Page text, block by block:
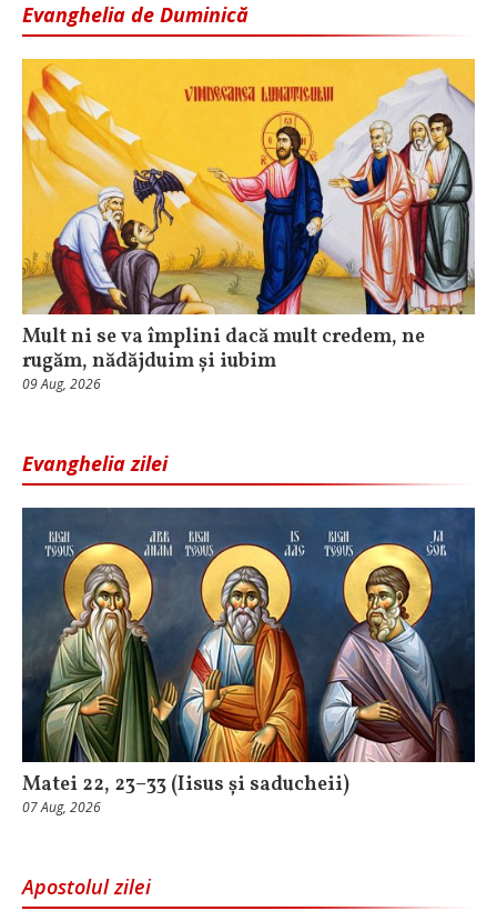
Evanghelia de Duminică
Mult ni se va împlini dacă mult credem, ne
rugăm, nădăjduim și iubim
09 Aug, 2026
Evanghelia zilei
Matei 22, 23–33 (Iisus și saducheii)
07 Aug, 2026
Apostolul zilei